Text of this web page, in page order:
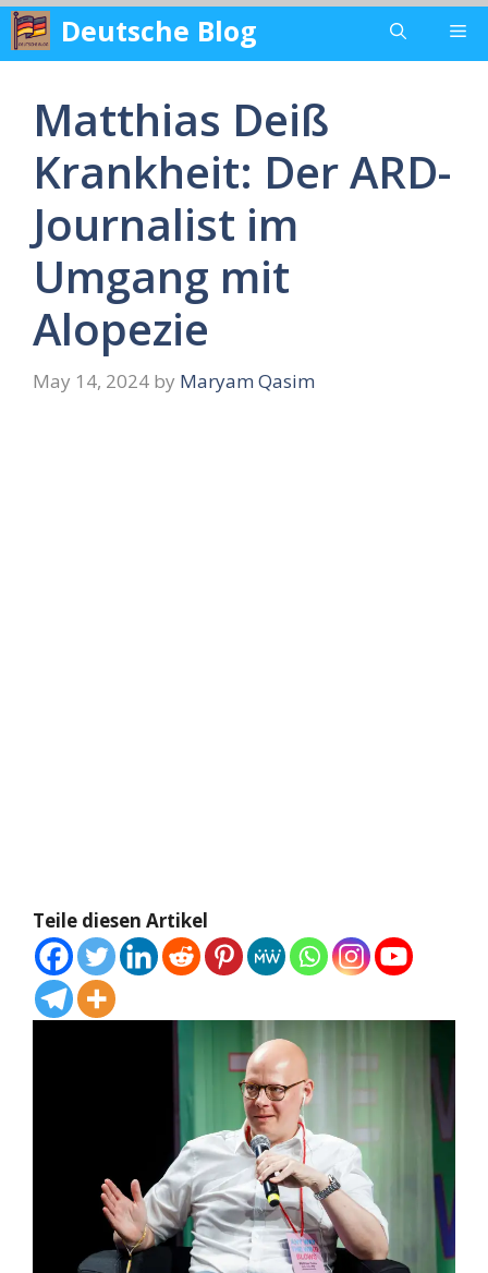
Skip
content
Deutsche Blog
Matthias Deiß
Krankheit: Der ARD-
Journalist im
Umgang mit
Alopezie
May 14, 2024 by Maryam Qasim
Teile diesen Artikel